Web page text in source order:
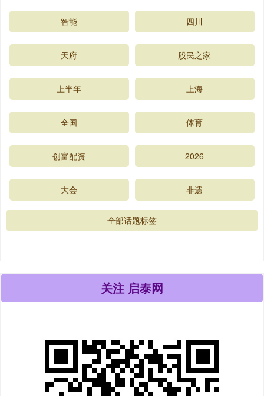
智能 四川
天府 股民之家
上半年 上海
全国 体育
创富配资 2026
大会 非遗
全部话题标签
关注 启泰网